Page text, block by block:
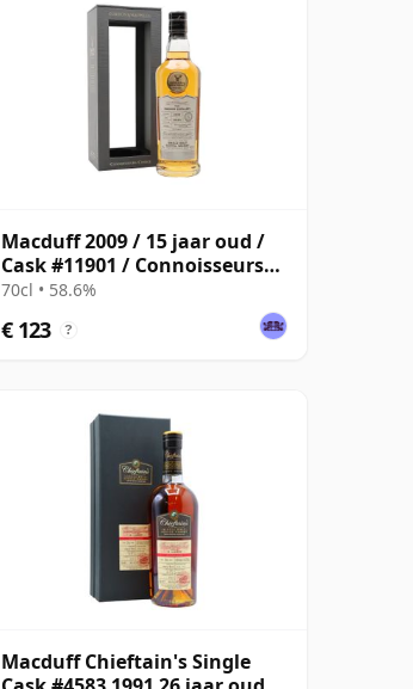
Macduff 2009 / 15 jaar oud /
Cask #11901 / Connoisseurs
Choice
70cl • 58.6%
€ 123 ?
Macduff Chieftain's Single